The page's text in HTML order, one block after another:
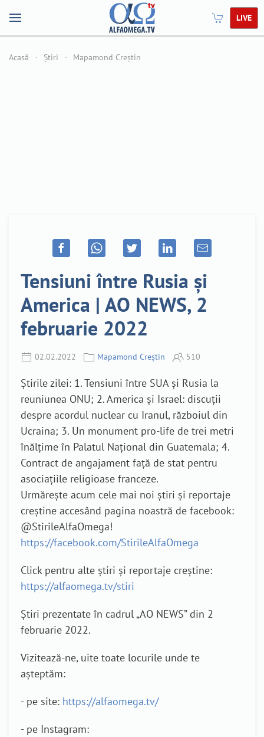
LIVE
Acasă Știri Mapamond Creștin
Tensiuni între Rusia și
America | AO NEWS, 2
februarie 2022
02.02.2022 Mapamond Creștin 510
Știrile zilei: 1. Tensiuni între SUA și Rusia la
reuniunea ONU; 2. America și Israel: discuții
despre acordul nuclear cu Iranul, războiul din
Ucraina; 3. Un monument pro-life de trei metri
înălțime în Palatul Național din Guatemala; 4.
Contract de angajament față de stat pentru
asociațiile religioase franceze.
Urmărește acum cele mai noi știri și reportaje
creștine accesând pagina noastră de facebook:
@StirileAlfaOmega!
https://facebook.com/StirileAlfaOmega
Click pentru alte știri și reportaje creștine:
https://alfaomega.tv/stiri
Știri prezentate în cadrul „AO NEWS” din 2
februarie 2022.
Vizitează-ne, uite toate locurile unde te
așteptăm:
- pe site: https://alfaomega.tv/
- pe Instagram: